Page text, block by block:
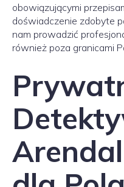
obowiązującymi
doświadczenie zdobyte
nam prowadzić
również poza granicami